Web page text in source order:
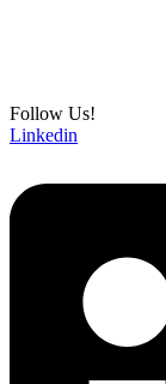
Follow Us!
Linkedin